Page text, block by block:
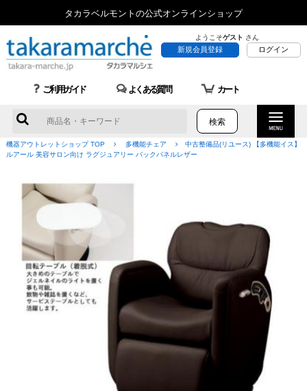
タカラベルモントの公式オンラインショップ
ようこそゲスト さん
新規会員登録 ログイン
ご利用ガイド よくある質問 カート
機器アウトレットショップ TOP 多機能チェア
中古整備品(リユース) 【多機能イス】
ルアール 美容サロン向け ラグジュアリー バックパネルレザー